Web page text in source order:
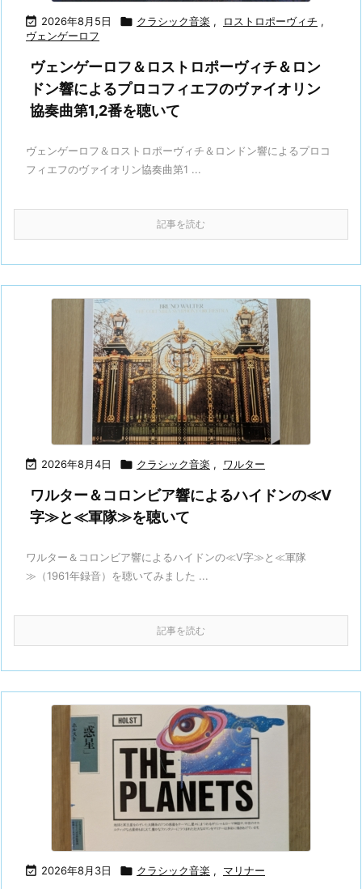
 2026年8月5日  クラシック音楽 , ロストロポーヴィチ ,
ヴェンゲーロフ
ヴェンゲーロフ＆ロストロポーヴィチ＆ロン
ドン響によるプロコフィエフのヴァイオリン
協奏曲第1,2番を聴いて
ヴェンゲーロフ＆ロストロポーヴィチ＆ロンドン響によるプロコ
フィエフのヴァイオリン協奏曲第1 ...
記事を読む
 2026年8月4日  クラシック音楽 , ワルター
ワルター＆コロンビア響によるハイドンの≪V
字≫と≪軍隊≫を聴いて
ワルター＆コロンビア響によるハイドンの≪V字≫と≪軍隊
≫（1961年録音）を聴いてみました ...
記事を読む
 2026年8月3日  クラシック音楽 , マリナー